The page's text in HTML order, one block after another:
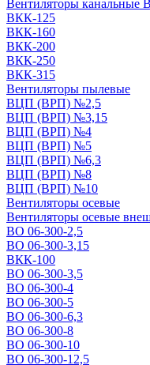
Вентиляторы канальные
ВКК-125
ВКК-160
ВКК-200
ВКК-250
ВКК-315
Вентиляторы пылевые
ВЦП (ВРП) №2,5
ВЦП (ВРП) №3,15
ВЦП (ВРП) №4
ВЦП (ВРП) №5
ВЦП (ВРП) №6,3
ВЦП (ВРП) №8
ВЦП (ВРП) №10
Вентиляторы осевые
Вентиляторы осевые
ВО 06-300-2,5
ВО 06-300-3,15
ВКК-100
ВО 06-300-3,5
ВО 06-300-4
ВО 06-300-5
ВО 06-300-6,3
ВО 06-300-8
ВО 06-300-10
ВО 06-300-12,5